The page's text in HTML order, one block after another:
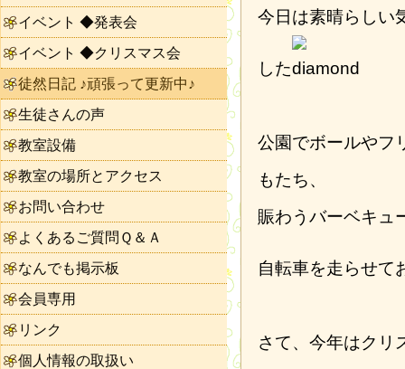
今日は素晴らしい
した
公園でボールやフ
もたち、
賑わうバーベキュ
自転車を走らせて
さて、今年はクリ
イベント ◆発表会
イベント ◆クリスマス会
徒然日記 ♪頑張って更新中♪
生徒さんの声
教室設備
教室の場所とアクセス
お問い合わせ
よくあるご質問Ｑ＆Ａ
なんでも掲示板
会員専用
リンク
個人情報の取扱い